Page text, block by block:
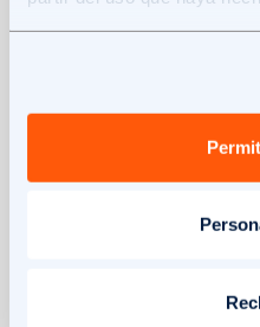
Edificios
Requisitos clave para
Doble Certificado
antes y
Instalación